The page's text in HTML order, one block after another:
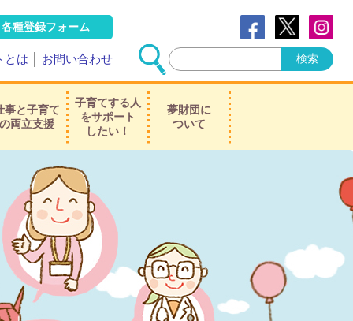
事と子育て
両立支援
子育てする人
をサポート
したい！
夢財団に
ついて
各種登録フォーム
とは お問い合わせ